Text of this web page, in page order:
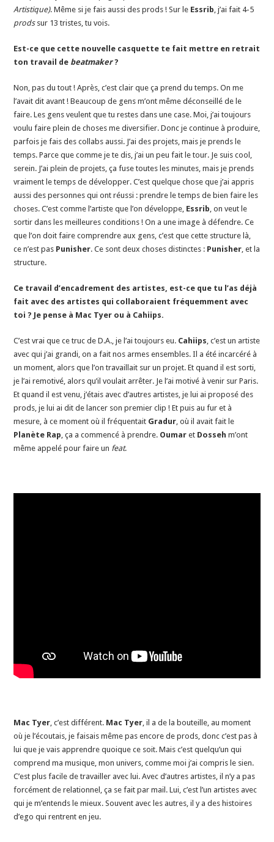
Artistique). Même si je fais aussi des prods ! Sur le Essrib, j’ai fait 4-5
prodssur 13 tristes, tu vois.
Est-ce que cette nouvelle casquette te fait mettre en retrait
ton travail de beatmaker?
Non, pas du tout ! Après, c’est clair que ça prend du temps. On me
l’avait dit avant ! Beaucoup de gens m’ont même déconseillé de le
faire. Les gens veulent que tu restes dans une case. Moi, j’ai toujours
voulu faire plein de choses me diversifier. Donc je continue à produire,
parfois je fais des collabs aussi. J’ai des projets, mais je prends le
temps. Parce que comme je te dis, j’ai un peu fait le tour. Je suis cool,
serein. J’ai plein de projets, ça fuse toutes les minutes, mais je prends
vraiment le temps de développer. C’est quelque chose que j’ai appris
aussi des personnes qui ont réussi : prendre le temps de bien faire les
choses. C’est comme l’artiste que l’on développe, Essrib, on veut le
sortir dans les meilleures conditions ! On a une image à défendre. Ce
que l’on doit faire comprendre aux gens, c’est que cette structure là,
ce n’est pas Punisher. Ce sont deux choses distinctes : Punisher, et la
structure.
Ce travail d’encadrement des artistes, est-ce que tu l’as déjà
fait avec des artistes qui collaboraient fréquemment avec
toi ? Je pense à Mac Tyer ou à Cahiips.
C’est vrai que ce truc de D.A., je l’ai toujours eu. Cahiips, c’est un artiste
avec qui j’ai grandi, on a fait nos armes ensembles. Il a été incarcéré à
un moment, alors que l’on travaillait sur un projet. Et quand il est sorti,
je l’ai remotivé, alors qu’il voulait arrêter. Je l’ai motivé à venir sur Paris.
Et quand il est venu, j’étais avec d’autres artistes, je lui ai proposé des
prods, je lui ai dit de lancer son premier clip ! Et puis au fur et à
mesure, à ce moment où il fréquentait Gradur, où il avait fait le
Planète Rap, ça a commencé à prendre. Oumar et Dosseh m’ont
même appelé pour faire un feat.
Mac Tyer, c’est différent. Mac Tyer, il a de la bouteille, au moment
où je l’écoutais, je faisais même pas encore de prods, donc c’est pas à
lui que je vais apprendre quoique ce soit. Mais c’est quelqu’un qui
comprend ma musique, mon univers, comme moi j’ai compris le sien.
C’est plus facile de travailler avec lui. Avec d’autres artistes, il n’y a pas
forcément de relationnel, ça se fait par mail. Lui, c’est l’un artistes avec
qui je m’entends le mieux. Souvent avec les autres, il y a des histoires
d’ego qui rentrent en jeu.